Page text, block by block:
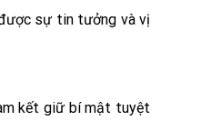
sự tin tưởng và vị
kết giữ bí mật tuyệt